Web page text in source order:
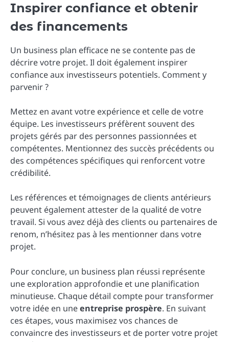
Inspirer confiance et obtenir
des financements
Un business plan efficace ne se contente pas de
décrire votre projet. Il doit également inspirer
confiance aux investisseurs potentiels. Comment y
parvenir ?
Mettez en avant votre expérience et celle de votre
équipe. Les investisseurs préfèrent souvent des
projets gérés par des personnes passionnées et
compétentes. Mentionnez des succès précédents ou
des compétences spécifiques qui renforcent votre
crédibilité.
Les références et témoignages de clients antérieurs
peuvent également attester de la qualité de votre
travail. Si vous avez déjà des clients ou partenaires de
renom, n’hésitez pas à les mentionner dans votre
projet.
Pour conclure, un business plan réussi représente
une exploration approfondie et une planification
minutieuse. Chaque détail compte pour transformer
votre idée en uneentreprise prospère. En suivant
ces étapes, vous maximisez vos chances de
convaincre des investisseurs et de porter votre projet